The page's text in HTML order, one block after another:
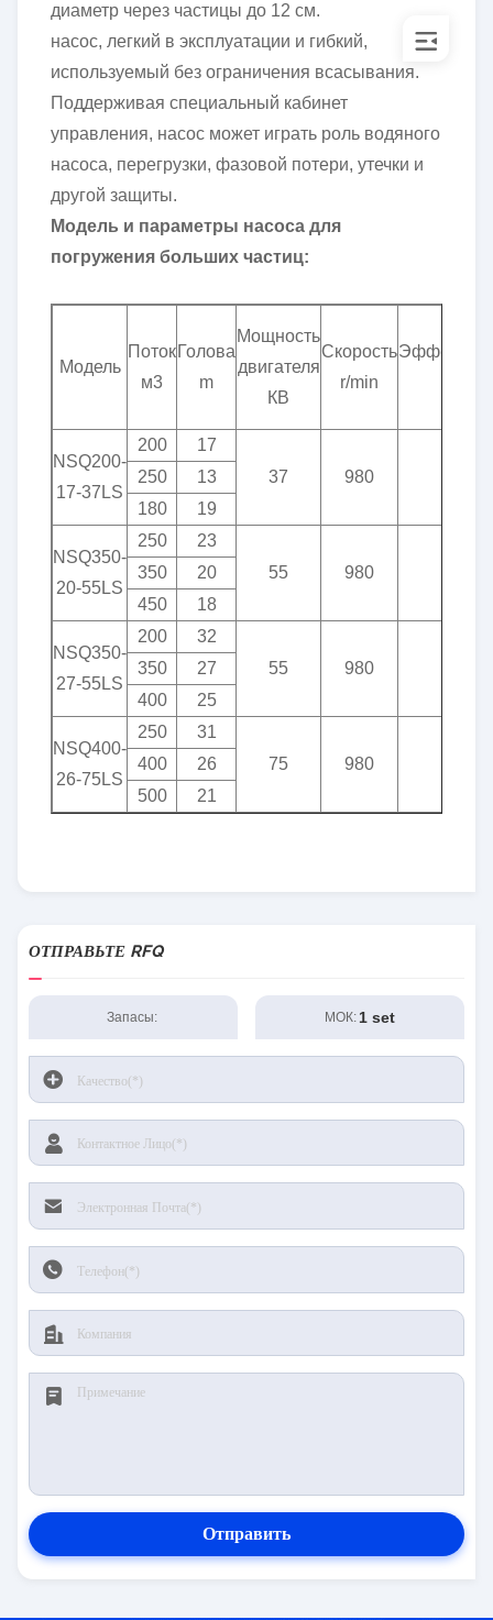
диаметр через частицы до 12 см.
насос, легкий в эксплуатации и гибкий,
используемый без ограничения всасывания.
Поддерживая специальный кабинет
управления, насос может играть роль водяного
насоса, перегрузки, фазовой потери, утечки и
другой защиты.
Модель и параметры насоса для
погружения больших частиц:
Модель
Поток
м3
Голова
m
Мощность
двигателя
КВ
Скорость
r/min
NSQ200-
17-37LS
200
17
37
980
250
13
180
19
NSQ350-
20-55LS
250
23
55
980
350
20
450
18
NSQ350-
27-55LS
200
32
55
980
350
27
400
25
NSQ400-
26-75LS
250
31
75
980
400
26
500
21
ОТПРАВЬТЕ RFQ
Запасы: МОК: 1 set
Отправить